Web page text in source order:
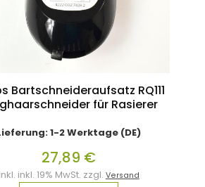
Bartschneideraufsatz RQ111
für Rasierer
1-2 Werktage (DE)
27,89 €
inkl. inkl. 19% MwSt. zzgl. Versand